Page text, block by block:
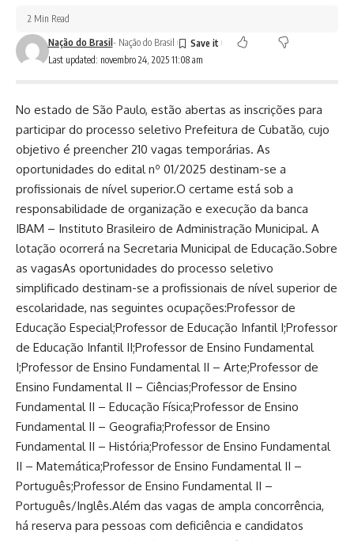
Last updated: novembro 24, 2025 11:08 am
Nação do Brasil - Nação do Brasil
2 Min Read
No estado de São Paulo, estão abertas as inscrições para
participar do processo seletivo Prefeitura de Cubatão, cujo
objetivo é preencher 210 vagas temporárias. As
oportunidades do edital nº 01/2025 destinam-se a
profissionais de nível superior.O certame está sob a
responsabilidade de organização e execução da banca
IBAM – Instituto Brasileiro de Administração Municipal. A
lotação ocorrerá na Secretaria Municipal de Educação.Sobre
as vagasAs oportunidades do processo seletivo
simplificado destinam-se a profissionais de nível superior de
escolaridade, nas seguintes ocupações:Professor de
Educação Especial;Professor de Educação Infantil I;Professor
de Educação Infantil II;Professor de Ensino Fundamental
I;Professor de Ensino Fundamental II – Arte;Professor de
Ensino Fundamental II – Ciências;Professor de Ensino
Fundamental II – Educação Física;Professor de Ensino
Fundamental II – Geografia;Professor de Ensino
Fundamental II – História;Professor de Ensino Fundamental
II – Matemática;Professor de Ensino Fundamental II –
Português;Professor de Ensino Fundamental II –
Português/Inglês.Além das vagas de ampla concorrência,
há reserva para pessoas com deficiência e candidatos